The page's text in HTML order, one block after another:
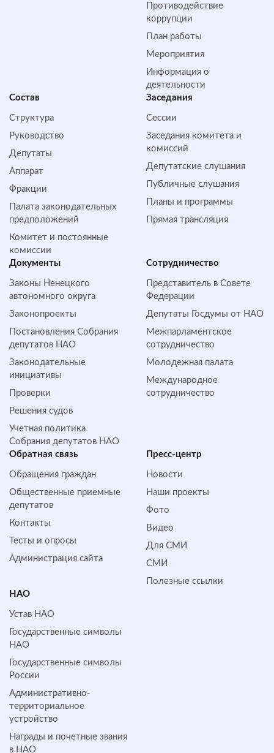
Противодействие
коррупции
План работы
Мероприятия
Информация о
деятельности
Состав
Структура
Руководство
Депутаты
Аппарат
Фракции
Палата законодательных
предположений
Комитет и постоянные
комиссии
Заседания
Сессии
Заседания комитета и
комиссий
Депутатские слушания
Публичные слушания
Планы и программы
Прямая трансляция
Документы
Законы Ненецкого
автономного округа
Законопроекты
Постановления Собрания
депутатов НАО
Законодательные
инициативы
Проверки
Решения судов
Учетная политика
Собрания депутатов НАО
Сотрудничество
Представитель в Совете
Федерации
Депутаты Госдумы от НАО
Межпарламентское
сотрудничество
Молодежная палата
Международное
сотрудничество
Обратная cвязь
Обращения граждан
Общественные приемные
депутатов
Контакты
Тесты и опросы
Администрация сайта
Пресс-центр
Новости
Наши проекты
Фото
Видео
Для СМИ
СМИ
Полезные ссылки
НАО
Устав НАО
Государственные символы
НАО
Государственные символы
России
Административно-
территориальное
устройство
Награды и почетные звания
в НАО